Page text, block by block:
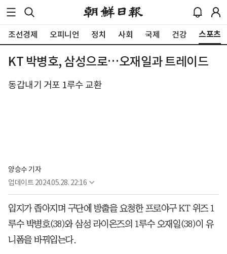
조선경제 오피니언 정치 사회 국제 건강 스포츠
KT 박병호, 삼성으로…오재일과 트레이드
동갑내기 거포 1루수 교환
양승수 기자
업데이트 2024.05.28. 22:16
입지가 좁아지며 구단에 방출을 요청한 프로야구 KT 위즈 1
루수 박병호(38)와 삼성 라이온즈의 1루수 오재일(38)이 유
니폼을 바꿔입는다.